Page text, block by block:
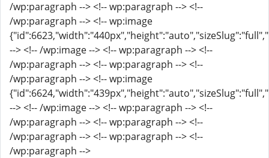
/wp:paragraph --> <!-- wp:paragraph --> <!--
/wp:paragraph --> <!-- wp:image
--> <!-- /wp:image --> <!-- wp:paragraph --> <!--
/wp:paragraph --> <!-- wp:paragraph --> <!--
/wp:paragraph --> <!-- wp:image
--> <!-- /wp:image --> <!-- wp:paragraph --> <!--
/wp:paragraph --> <!-- wp:paragraph --> <!--
/wp:paragraph --> <!-- wp:paragraph --> <!--
/wp:paragraph -->